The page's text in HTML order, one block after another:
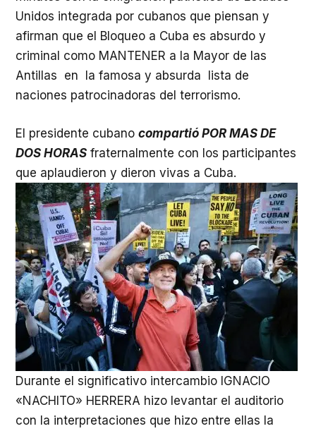
Unidos integrada por cubanos que piensan y
afirman que el Bloqueo a Cuba es absurdo y
criminal como MANTENER a la Mayor de las
Antillas en la famosa y absurda lista de
naciones patrocinadoras del terrorismo.
El presidente cubano compartió POR MAS DE
DOS HORAS fraternalmente con los participantes
que aplaudieron y dieron vivas a Cuba.
Durante el significativo intercambio IGNACIO
«NACHITO» HERRERA hizo levantar el auditorio
con la interpretaciones que hizo entre ellas la